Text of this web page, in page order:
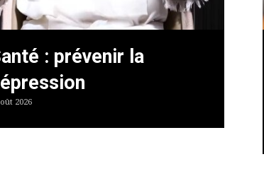
: prévenir la
2026